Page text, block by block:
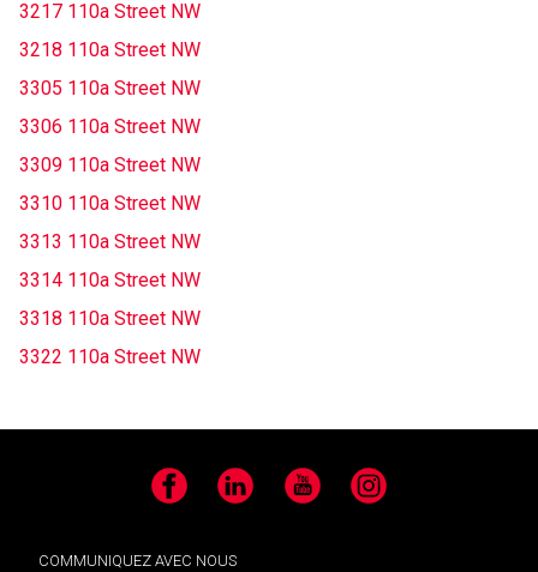
3217 110a Street NW
3218 110a Street NW
3305 110a Street NW
3306 110a Street NW
3309 110a Street NW
3310 110a Street NW
3313 110a Street NW
3314 110a Street NW
3318 110a Street NW
3322 110a Street NW
Facebook LinkedIn YouTube Instagram
COMMUNIQUEZ AVEC NOUS